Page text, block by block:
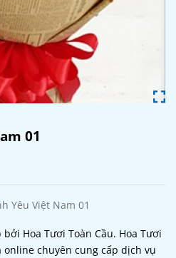
01
Yêu Việt Nam 01
Hoa Tươi Toàn Cầu. Hoa Tươi
chuyên cung cấp dịch vụ